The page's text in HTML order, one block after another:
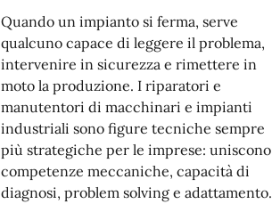
Quando un impianto si ferma, serve
qualcuno capace di leggere il problema,
intervenire in sicurezza e rimettere in
moto la produzione. I riparatori e
manutentori di macchinari e impianti
industriali sono figure tecniche sempre
più strategiche per le imprese: uniscono
competenze meccaniche, capacità di
diagnosi, problem solving e adattamento.